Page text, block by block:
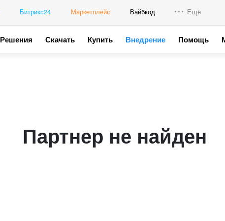
Битрикс24 Маркетплейс Вайбкод Ещё
Решения Скачать Купить Внедрение Помощь
Партнер не найден